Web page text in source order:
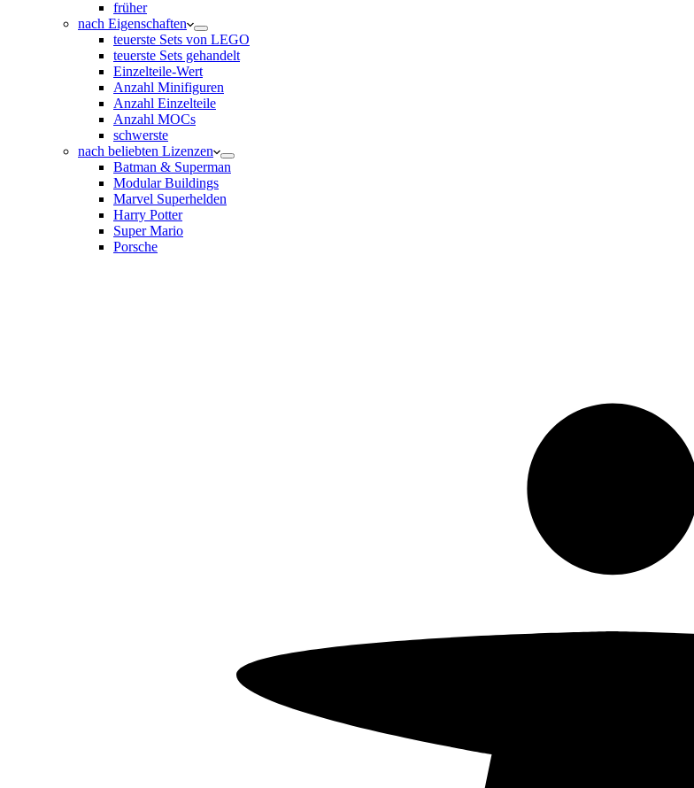
früher
nach Eigenschaften
teuerste Sets von LEGO
teuerste Sets gehandelt
Einzelteile-Wert
Anzahl Minifiguren
Anzahl Einzelteile
Anzahl MOCs
schwerste
nach beliebten Lizenzen
Batman & Superman
Modular Buildings
Marvel Superhelden
Harry Potter
Super Mario
Porsche